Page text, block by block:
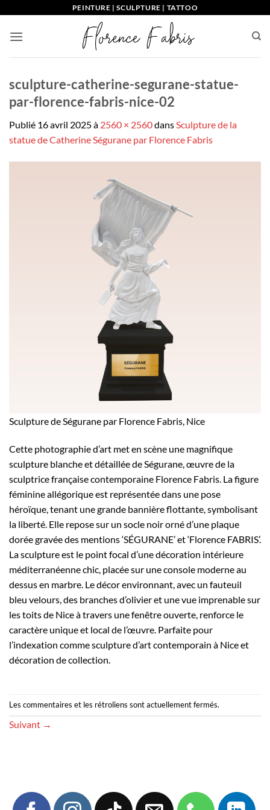
contenu
PEINTURE | SCULPTURE | TATTOO
sculpture-catherine-segurane-statue-
par-florence-fabris-nice-02
Publié 16 avril 2025à 2560 × 2560dansSculpture de la
statue de Catherine Ségurane par Florence Fabris
Sculpture de Ségurane par Florence Fabris, Nice
Cette photographie d’art met en scène une magnifique
sculpture blanche et détaillée de Ségurane, œuvre de la
sculptrice française contemporaine Florence Fabris. La figure
féminine allégorique est représentée dans une pose
héroïque, tenant une grande bannière flottante, symbolisant
la liberté. Elle repose sur un socle noir orné d’une plaque
dorée gravée des mentions ‘SÉGURANE’ et ‘Florence FABRIS’.
La sculpture est le point focal d’une décoration intérieure
méditerranéenne chic, placée sur une console moderne au
dessus en marbre. Le décor environnant, avec un fauteuil
bleu velours, des branches d’olivier et une vue imprenable sur
les toits de Nice à travers une fenêtre ouverte, renforce le
caractère unique et local de l’œuvre. Parfaite pour
l’indexation comme sculpture d’art contemporain à Nice et
décoration de collection.
Les commentaires et les rétroliens sont actuellement fermés.
Suivant →